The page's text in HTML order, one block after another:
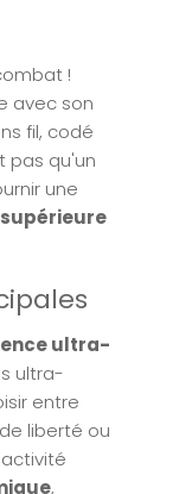
!
avec son
fil, codé
pas qu'un
une
ultra-
ultra-
entre
liberté ou
,